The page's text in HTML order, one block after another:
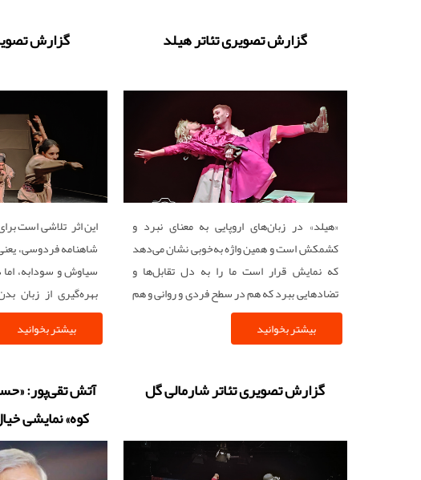
گزارش تصویری تئاتر هیلد
«هیلد» در زبان‌های اروپایی به معنای نبرد و
کشمکش است و همین واژه به‌خوبی نشان می‌دهد
که نمایش قرار است ما را به دل تقابل‌ها و
تضادهایی ببرد که هم در سطح فردی و روانی و هم
در سطح اجتماعی و آیینی جریان دارند.
بیشتر بخوانید
گزارش
این اثر تلاشی است
شاهنامه فردوسی،
سیاوش و سودابه، اما
بهره‌گیری از زبان
فرم‌های فیزیکال تئاتر.
بیشتر بخوانید
گزارش تصویری تئاتر شارمالی گل
آتش تقی‌پور:
کوه» نمایشی
هنرمندان